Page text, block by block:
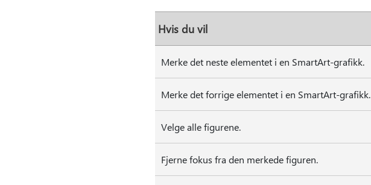
Hvis du vil
Merke det neste elementet i en SmartArt-grafikk.
Merke det forrige elementet i en SmartArt-grafikk.
Velge alle figurene.
Fjerne fokus fra den merkede figuren.